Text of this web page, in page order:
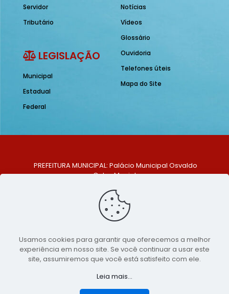
Servidor
Tributário
LEGISLAÇÃO
Municipal
Estadual
Federal
Notícias
Vídeos
Glossário
Ouvidoria
Telefones úteis
Mapa do Site
PREFEITURA MUNICIPAL: Palácio Municipal Osvaldo
Celso Maciel
Centro, São Bento do Una - PE. CEP: 553370-128
TELEFONE: (81) 99548-1569
E-MAIL: ouvidoria@saobentodouna.pe.gov.br
Copyright 2021-2026 - Assessoria de Comunicação da
Prefeitura de São Bento do Una - PE
Página desenvolvida pela agência de
publicidadeLumusWeb - Agência Digital
Usamos cookies para garantir que oferecemos a melhor
experiência em nosso site. Se você continuar a usar este
site, assumiremos que você está satisfeito com ele.
Leia mais...